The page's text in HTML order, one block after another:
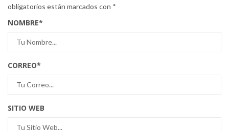
obligatorios están marcados con *
NOMBRE*
CORREO*
SITIO WEB